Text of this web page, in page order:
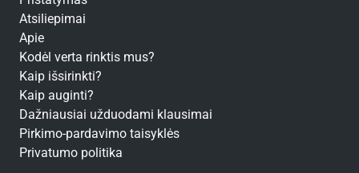
Atsiliepimai
Apie
Kodėl verta rinktis mus?
Kaip išsirinkti?
Kaip auginti?
Dažniausiai užduodami klausimai
Pirkimo-pardavimo taisyklės
Privatumo politika